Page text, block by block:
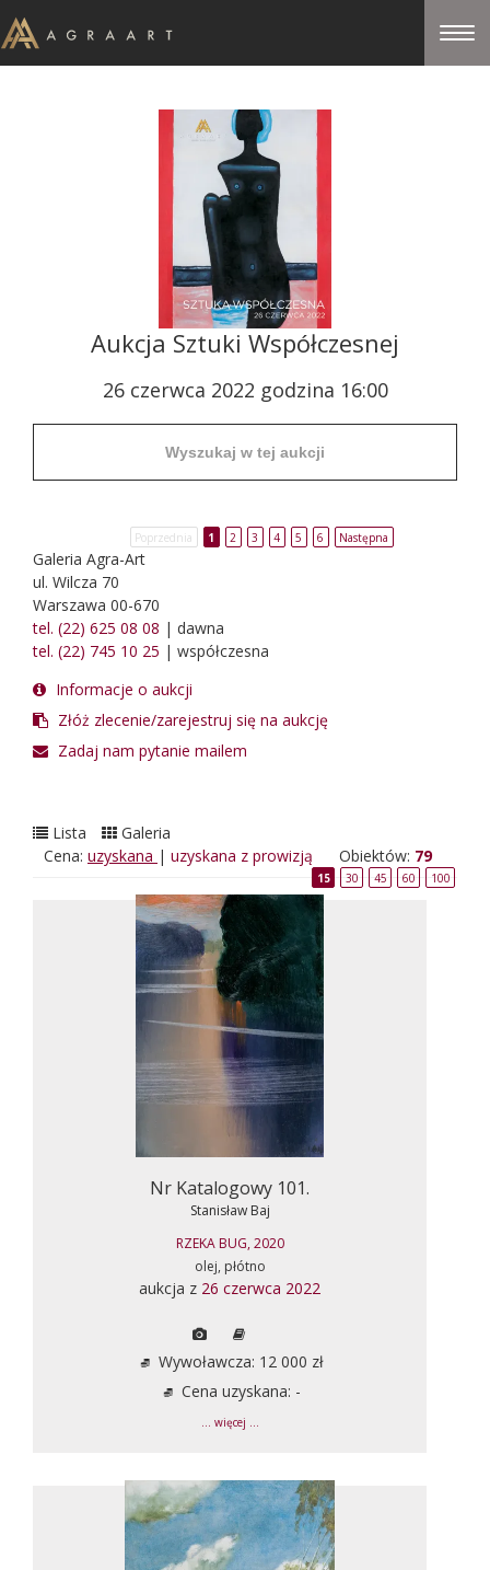
Aukcja Sztuki Współczesnej
26 czerwca 2022 godzina 16:00
Poprzednia 1 2 3 4 5 6 Następna
Galeria Agra-Art
ul. Wilcza 70
Warszawa 00-670
tel. (22) 625 08 08 | dawna
tel. (22) 745 10 25 | współczesna
Informacje o aukcji
Złóż zlecenie/zarejestruj się na aukcję
Zadaj nam pytanie mailem
Lista
Galeria
Cena: uzyskana | uzyskana z prowizją Obiektów: 79
15 30 45 60 100
Nr Katalogowy 101.
Stanisław Baj
RZEKA BUG, 2020
olej, płótno
aukcja z 26 czerwca 2022
Wywoławcza: 12 000 zł
Cena uzyskana: -
... więcej ...